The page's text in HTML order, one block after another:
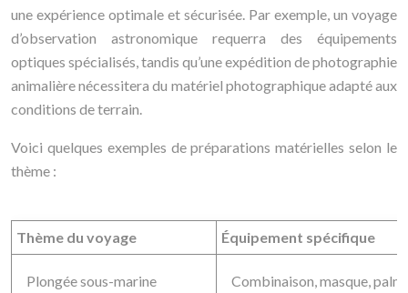
une expérience optimale et sécurisée. Par exemple, un voyage
d’observation astronomique requerra des équipements
optiques spécialisés, tandis qu’une expédition de photographie
animalière nécessitera du matériel photographique adapté aux
conditions de terrain.
Voici quelques exemples de préparations matérielles selon le
thème :
Thème du voyage Équipement spécifique
Plongée sous-marine Combinaison, masque,